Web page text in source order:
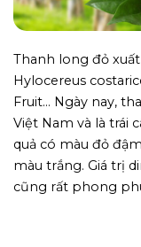
Thanh long đỏ
Hylocereus
Fruit… Ngày nay,
Việt Nam và là trái
quả có màu đỏ
màu trắng. Giá trị
cũng rất phong